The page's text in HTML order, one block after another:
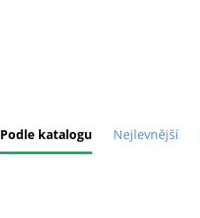
Podle katalogu Nejlevnější